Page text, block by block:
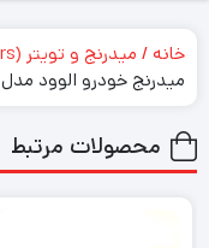
خانه
میدرنج و تویتر (Midrange &Tweeters)
میدرنج خودرو الوود مدل Lw-8800AX
محصولات مرتبط